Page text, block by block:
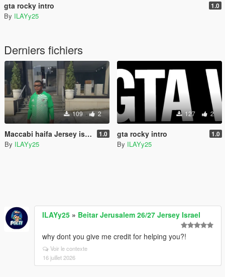
gta rocky intro 1.0
By ILAYy25
Derniers fichiers
109 2
Maccabi haifa Jersey israel 1.0
By ILAYy25
127 2
gta rocky intro 1.0
By ILAYy25
ILAYy25 » Beitar Jerusalem 26/27 Jersey Israel
why dont you give me credit for helping you?!
Voir le contexte
16 juillet 2026